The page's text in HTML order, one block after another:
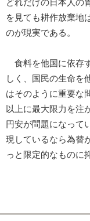
どれだけの日本人の
を見ても耕作放棄地
のが現実である。
食料を他国に依存
しく、国民の生命を
はそのように重要な
以上に最大限力を注
円安が問題になって
現しているなら為替
っと限定的なものに